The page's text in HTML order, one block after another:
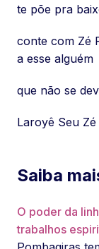
te põe pra
conte com Zé
a esse alguém
que não se
Laroyê Seu
Saiba
O poder da
trabalhos